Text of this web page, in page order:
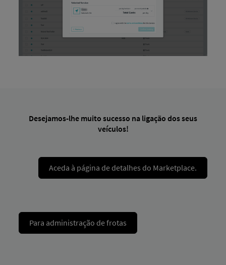
Desejamos-lhe muito sucesso na ligação dos seus
veículos!
Aceda à página de detalhes do Marketplace.
Para administração de frotas